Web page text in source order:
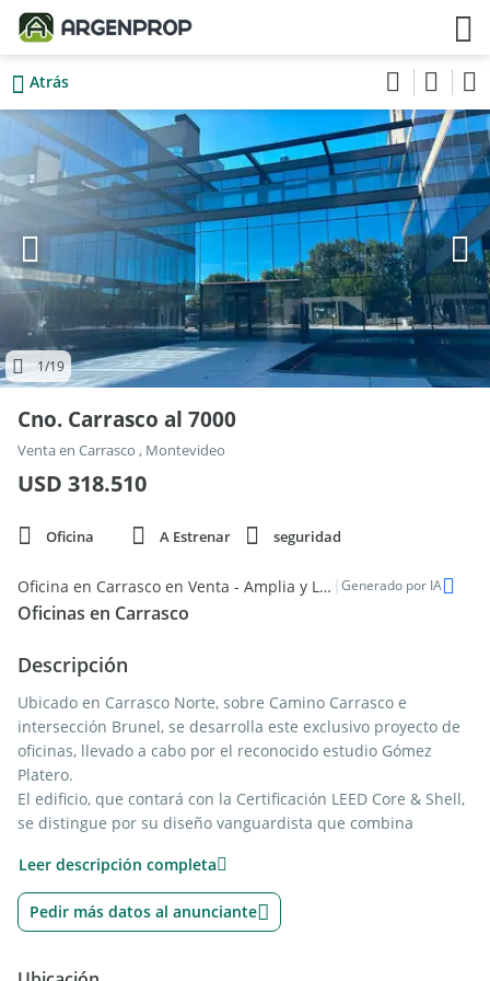
Atrás
1/19
Cno. Carrasco al 7000
Venta en Carrasco , Montevideo
USD 318.510
Oficina A Estrenar seguridad
Oficina en Carrasco en Venta - Amplia y Luminosa | Generado por IA
Oficinas en Carrasco
Descripción
Ubicado en Carrasco Norte, sobre Camino Carrasco e
intersección Brunel, se desarrolla este exclusivo proyecto de
oficinas, llevado a cabo por el reconocido estudio Gómez
Platero.
El edificio, que contará con la Certificación LEED Core & Shell,
se distingue por su diseño vanguardista que combina
ocupantes. Con amplias y luminosas oficinas con vistas
abiertas, espacios comunes cuidadosamente diseñados para
fomentar la colaboración y el networking, áreas verdes con
Leer descripción completa
Pedir más datos al anunciante